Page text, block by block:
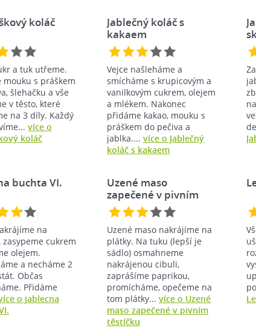
koláč
a tuk utřeme.
mouku s práškem
šlehačku a vše
v těsto, které
na 3 díly. Každý
více o
koláč
Jablečný koláč s
kakaem
Vejce našleháme a
smícháme s krupicovým a
vanilkovým cukrem, olejem
a mlékem. Nakonec
přidáme kakao, mouku s
práškem do pečiva a
jablka.... více o Jablečný
koláč s kakaem
buchta VI.
na
zasypeme cukrem
olejem.
a necháme 2
Občas
Přidáme
o jablecna
Uzené maso
zapečené v pivním
těstíčku
Uzené maso nakrájíme na
plátky. Na tuku (lepší je
sádlo) osmahneme
nakrájenou cibuli,
zaprášíme paprikou,
promícháme, opečeme na
tom plátky... více o Uzené
maso zapečené v pivním
těstíčku